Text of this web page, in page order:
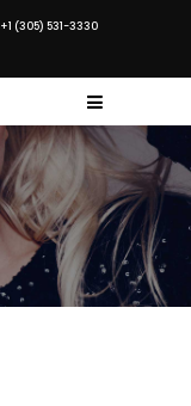
+1 (305) 531-3330